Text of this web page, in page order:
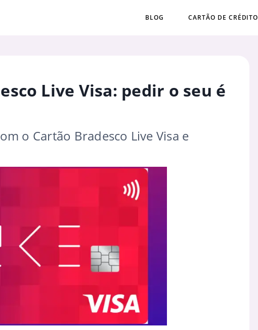
BLOG CARTÃO DE CRÉDITO
Live Visa: pedir o seu é
o Cartão Bradesco Live Visa e